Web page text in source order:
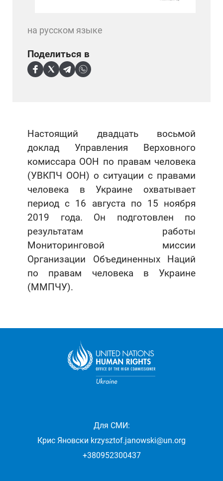
Настоящий двадцать восьмой
доклад Управления Верховного
комиссара ООН по правам человека
(УВКПЧ ООН) о ситуации с правами
человека в Украине охватывает
период с 16 августа по 15 ноября
2019 года. Он подготовлен по
результатам работы
Мониторинговой миссии
Организации Объединенных Наций
по правам человека в Украине
(ММПЧУ).
на русском языке
Поделиться в
Для СМИ:
Крис Яновски krzysztof.janowski@un.org
+380952300437